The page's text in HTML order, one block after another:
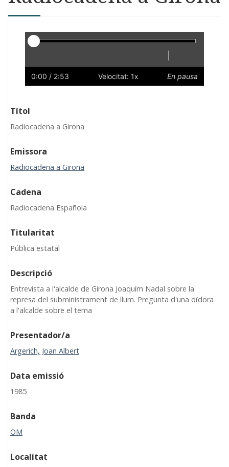
Reproductor
Lent
0:00 / 2:53 Velocitat: 1x En pausa
Títol
Radiocadena a Girona
Emissora
Radiocadena a Girona
Cadena
Radiocadena Española
Titularitat
Pública estatal
Descripció
Entrevista a l'alcalde de Girona Joaquím Nadal sobre la
represa del subministrament de llum. Pregunta d'una oïdora
a l'alcalde sobre el tema
Presentador/a
Argerich, Joan Albert
Data emissió
1985
Banda
OM
Localitat